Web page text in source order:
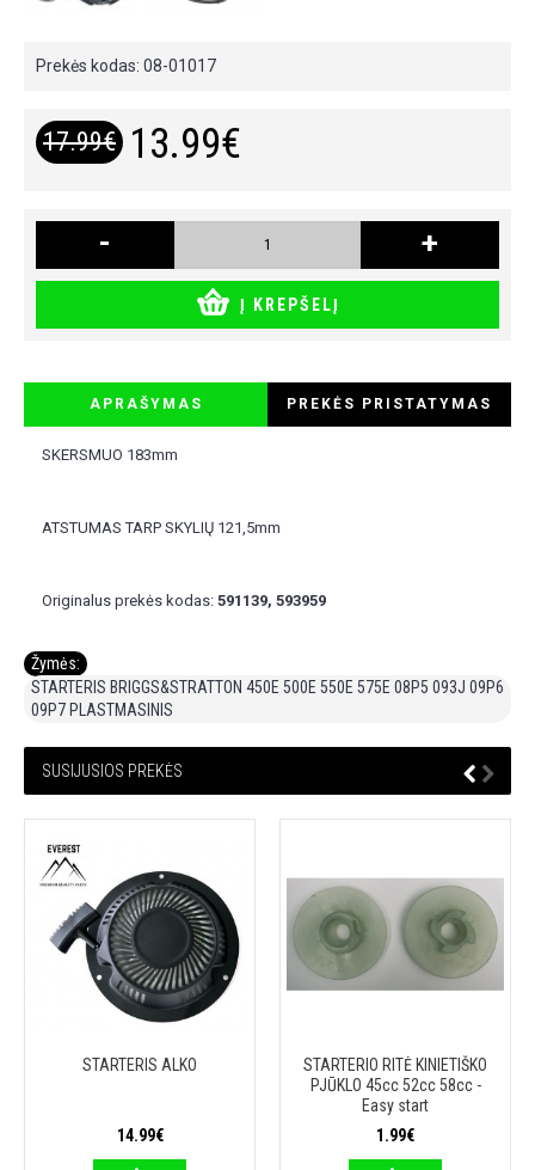
Prekės kodas: 08-01017
17.99€ 13.99€
- +
Į KREPŠELĮ
APRAŠYMAS PREKĖS PRISTATYMAS
SKERSMUO 183mm
ATSTUMAS TARP SKYLIŲ 121,5mm
Originalus prekės kodas: 591139, 593959
Žymės:
STARTERIS BRIGGS&STRATTON 450E 500E 550E 575E 08P5 093J 09P6
09P7 PLASTMASINIS
SUSIJUSIOS PREKĖS
STARTERIS ALKO
14.99€
STARTERIO RITĖ KINIETIŠKO
PJŪKLO 45cc 52cc 58cc -
Easy start
1.99€